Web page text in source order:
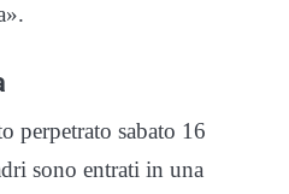
perpetrato sabato 16
sono entrati in una